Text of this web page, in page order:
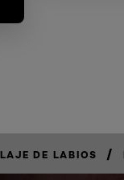
DE LABIOS /